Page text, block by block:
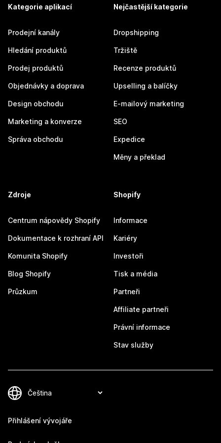
Kategorie aplikací
Prodejní kanály
Hledání produktů
Prodej produktů
Objednávky a doprava
Design obchodu
Marketing a konverze
Správa obchodu
Nejčastější kategorie
Dropshipping
Tržiště
Recenze produktů
Upselling a balíčky
E-mailový marketing
SEO
Expedice
Měny a překlad
Zdroje
Centrum nápovědy Shopify
Dokumentace k rozhraní API
Komunita Shopify
Blog Shopify
Průzkum
Shopify
Informace
Kariéry
Investoři
Tisk a média
Partneři
Affiliate partneři
Právní informace
Stav služby
Přihlášení vývojáře